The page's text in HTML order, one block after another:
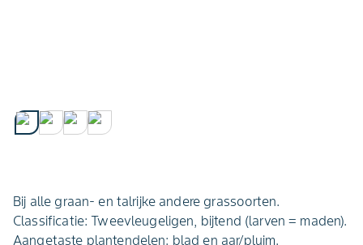
Bij alle graan- en talrijke andere grassoorten.
Classificatie: Tweevleugeligen, bijtend (larven = maden).
Aangetaste plantendelen: blad en aar/pluim.